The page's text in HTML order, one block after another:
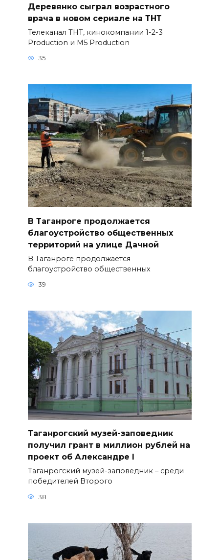
Деревянко сыграл возрастного
врача в новом сериале на ТНТ
Телеканал ТНТ, кинокомпании 1-2-3
Production и M5 Production
35
В Таганроге продолжается
благоустройство общественных
территорий на улице Дачной
В Таганроге продолжается
благоустройство общественных
39
Таганрогский музей-заповедник
получил грант в миллион рублей на
проект об Александре I
Таганрогский музей-заповедник – среди
победителей Второго
38